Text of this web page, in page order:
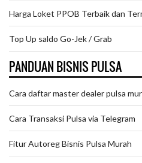
Harga Loket PPOB Terbaik dan
Top Up saldo Go-Jek / Grab
PANDUAN BISNIS PULSA
Cara daftar master dealer pulsa
Cara Transaksi Pulsa via Telegram
Fitur Autoreg Bisnis Pulsa Murah